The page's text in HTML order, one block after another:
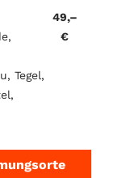
Tegel,
49,–
€